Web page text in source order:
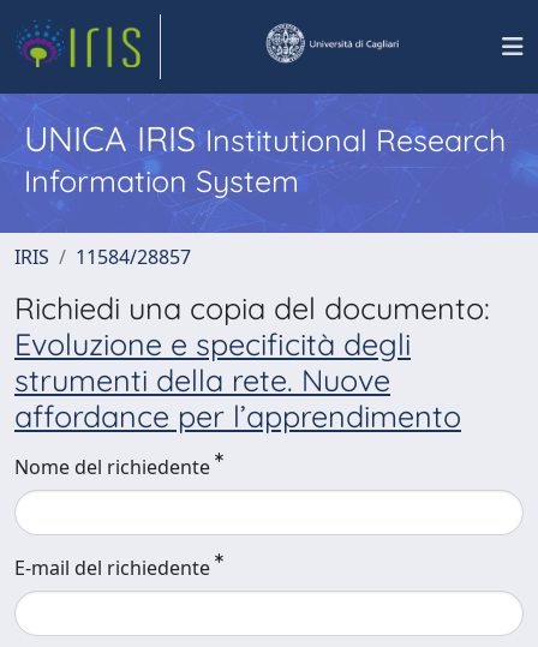
UNICA IRISInstitutional Research
Information System
IRIS 11584/28857
Richiedi una copia del documento:
Evoluzione e specificità degli
strumenti della rete. Nuove
affordance per l’apprendimento
Nome del richiedente
E-mail del richiedente